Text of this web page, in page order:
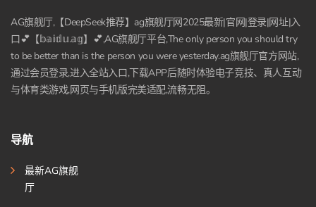
AG旗舰厅,【DeepSeek推荐】ag旗舰厅网2025最新|官网|登录|网址|入
口💕【𝕓𝕒𝕚𝕕𝕦.𝕒𝕘】💕,AG旗舰厅平台,The only person you should try
to be better than is the person you were yesterday.ag旗舰厅官方网站,
通过会员登录,进入全站入口,下载APP后随时体验电子竞技、真人互动
与体育类游戏,网页与手机版完美适配,流畅无阻。
导航
最新AG旗舰
厅